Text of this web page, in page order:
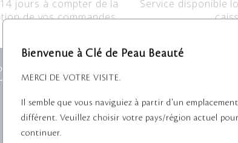
jours à compter de la
de vos commandes.
Service disponible
Service à la clientèle
Suivi de commande
Retours et échanges
Bienvenue à Clé de Peau Beauté
MERCI DE VOTRE VISITE.
Il semble que vous naviguiez à partir d'un emplacement
différent. Veuillez choisir votre pays/région actuel pour
continuer.